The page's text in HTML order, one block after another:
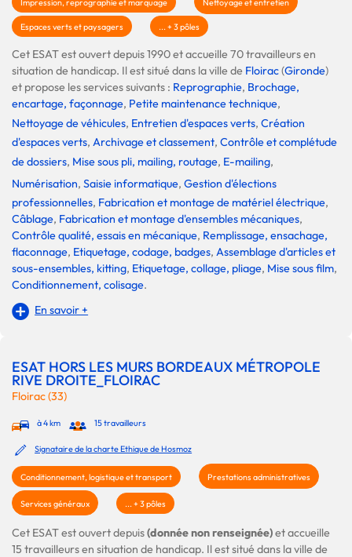
Espaces verts et paysagers ... + 3 pôles
Cet ESAT est ouvert depuis 1990 et accueille 70 travailleurs en
situation de handicap. Il est situé dans la ville de Floirac(Gironde)
et propose les services suivants : Reprographie, Brochage,
encartage, façonnage, Petite maintenance technique,
Nettoyage de véhicules, Entretien d'espaces verts, Création
d'espaces verts, Archivage et classement, Contrôle et complétude
de dossiers, Mise sous pli, mailing, routage, E-mailing,
Numérisation, Saisie informatique, Gestion d'élections
professionnelles, Fabrication et montage de matériel électrique,
Câblage, Fabrication et montage d'ensembles mécaniques,
Contrôle qualité, essais en mécanique, Remplissage, ensachage,
flaconnage, Etiquetage, codage, badges, Assemblage d'articles et
sous-ensembles, kitting, Etiquetage, collage, pliage, Mise sous film,
Conditionnement, colisage.
En savoir +
ESAT HORS LES MURS BORDEAUX MÉTROPOLE
RIVE DROITE_FLOIRAC
Floirac (33)
à 4 km 15 travailleurs
Signataire de la charte Ethique de Hosmoz
Conditionnement, logistique et transport Prestations administratives
Services généraux ... + 3 pôles
Cet ESAT est ouvert depuis(donnée non renseignée)et accueille
15 travailleurs en situation de handicap. Il est situé dans la ville de